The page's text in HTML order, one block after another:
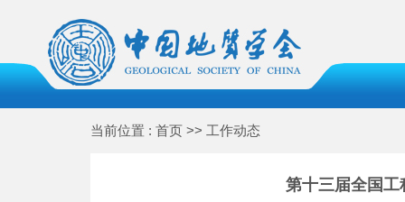
当前位置 : 首页 >> 工作动态
第十三届全国